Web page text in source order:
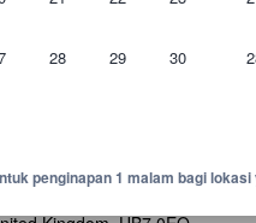
28 29 30
penginapan 1 malam bagi